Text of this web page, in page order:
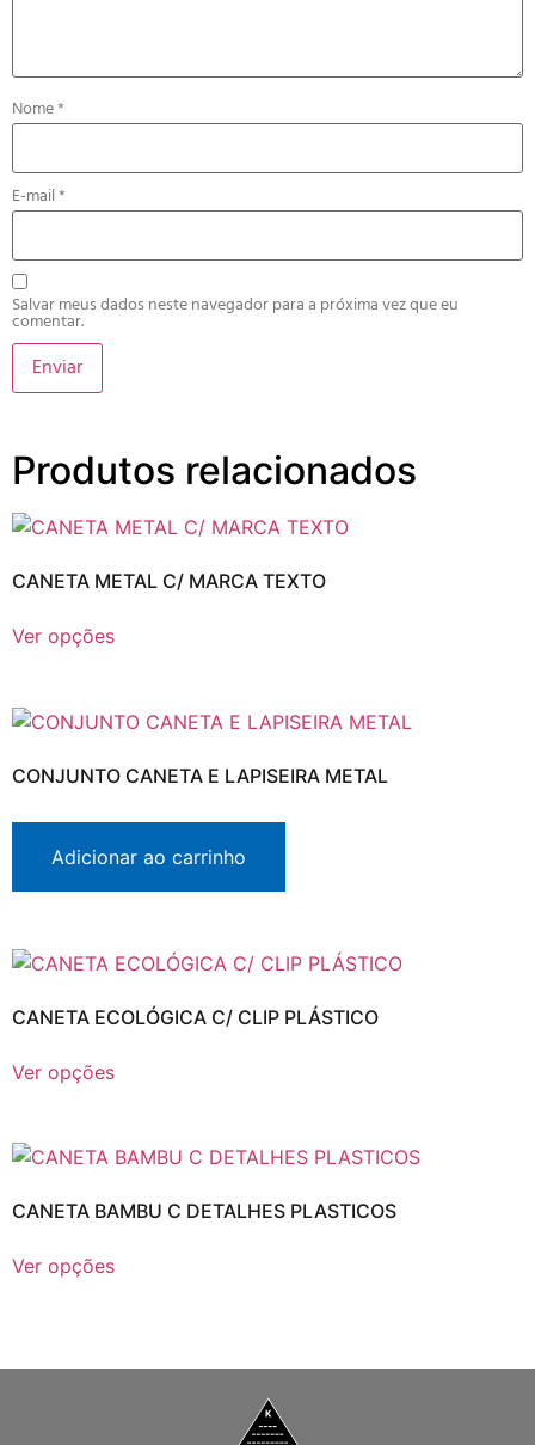
Nome*
E-mail*
Salvar meus dados neste navegador para a próxima vez que eu
comentar.
Produtos relacionados
CANETA METAL C/ MARCA TEXTO
Ver opções
CONJUNTO CANETA E LAPISEIRA METAL
Adicionar ao carrinho
CANETA ECOLÓGICA C/ CLIP PLÁSTICO
Ver opções
CANETA BAMBU C DETALHES PLASTICOS
Ver opções